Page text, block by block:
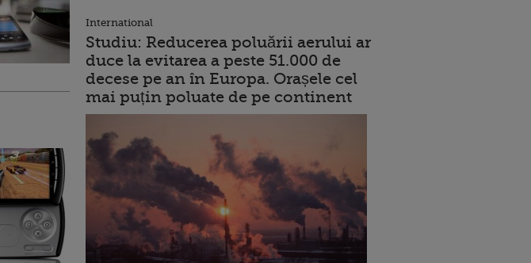
International
Studiu: Reducerea poluării aerului ar
duce la evitarea a peste 51.000 de
decese pe an în Europa. Orașele cel
mai puțin poluate de pe continent